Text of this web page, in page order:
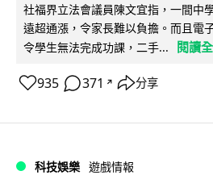
社福界立法會議員陳文宜指，一間中
遠超通漲，令家長難以負擔。而且電
令學生無法完成功課，二手...
閱讀
935 371 ↗ 分享
科技娛樂 遊戲情報